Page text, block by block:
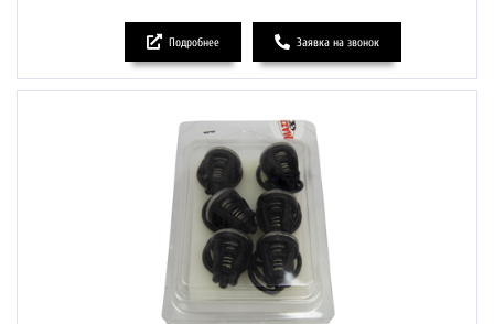
Подробнее Заявка на звонок